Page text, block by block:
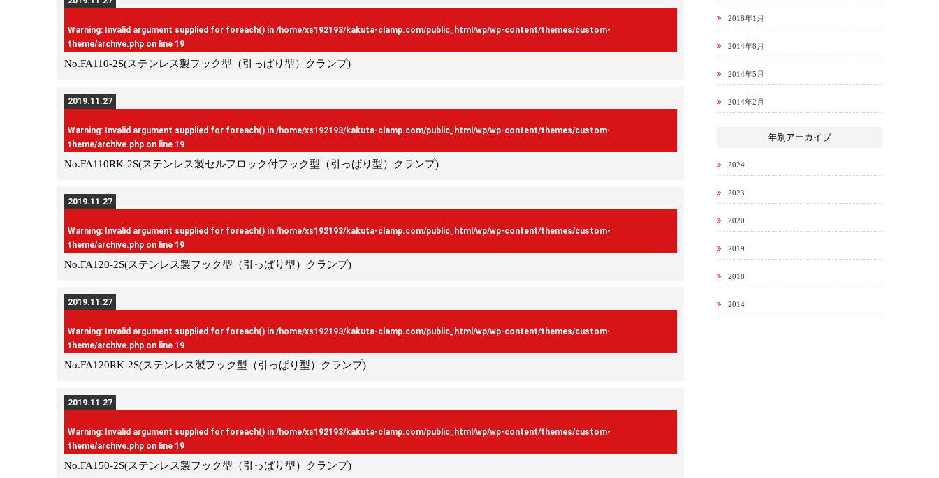
Warning: Invalid argument supplied for foreach() in /home/xs192193/kakuta-clamp.com/public_html/wp/wp-content/themes/custom-
theme/archive.php on line 19
No.FA110-2S(ステンレス製フック型（引っぱり型）クランプ)
2019.11.27
Warning: Invalid argument supplied for foreach() in /home/xs192193/kakuta-clamp.com/public_html/wp/wp-content/themes/custom-
theme/archive.php on line 19
No.FA110RK-2S(ステンレス製セルフロック付フック型（引っぱり型）クランプ)
2019.11.27
Warning: Invalid argument supplied for foreach() in /home/xs192193/kakuta-clamp.com/public_html/wp/wp-content/themes/custom-
theme/archive.php on line 19
No.FA120-2S(ステンレス製フック型（引っぱり型）クランプ)
2019.11.27
Warning: Invalid argument supplied for foreach() in /home/xs192193/kakuta-clamp.com/public_html/wp/wp-content/themes/custom-
theme/archive.php on line 19
No.FA120RK-2S(ステンレス製フック型（引っぱり型）クランプ)
2019.11.27
Warning: Invalid argument supplied for foreach() in /home/xs192193/kakuta-clamp.com/public_html/wp/wp-content/themes/custom-
theme/archive.php on line 19
No.FA150-2S(ステンレス製フック型（引っぱり型）クランプ)
2018年1月
2014年8月
2014年5月
2014年2月
年別アーカイブ
2024
2023
2020
2019
2018
2014